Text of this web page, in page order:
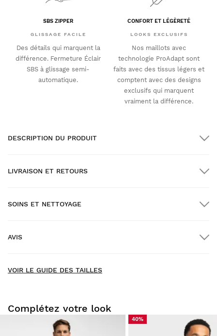
SBS ZIPPER
GLISSAGE FACILE
Des détails qui marquent la
différence. Fermeture Éclair
SBS à glissage semi-
automatique.
CONFORT ET LÉGÈRETÉ
LOOKS EXCLUSIFS
Nos maillots avec
technologie ProAdapt sont
faits avec des tissus légers et
comptent avec des designs
exclusifs qui marquent
vraiment la différence.
DESCRIPTION DU PRODUIT
LIVRAISON ET RETOURS
SOINS ET NETTOYAGE
AVIS
2 avis
Chercher:
VOIR LE GUIDE DES TAILLES
Complétez votre look
40%